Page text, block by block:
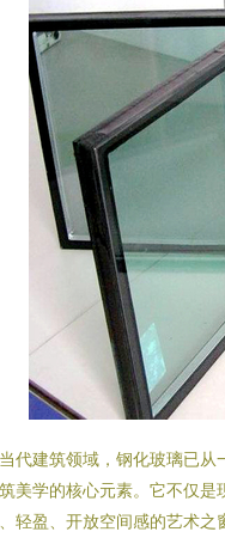
代建筑领域，钢化玻璃已
美学的核心元素。它不仅是
轻盈、开放空间感的艺术